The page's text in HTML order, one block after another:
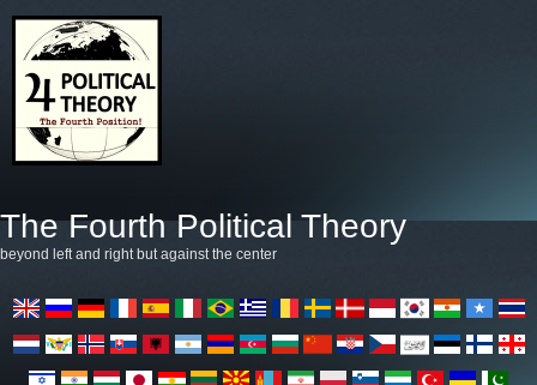
The Fourth Political Theory
beyond left and right but against the center